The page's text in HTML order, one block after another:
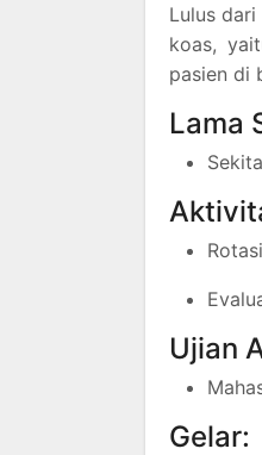
Lulus
koas,
pasien di
Lama
Ujian
Gelar: